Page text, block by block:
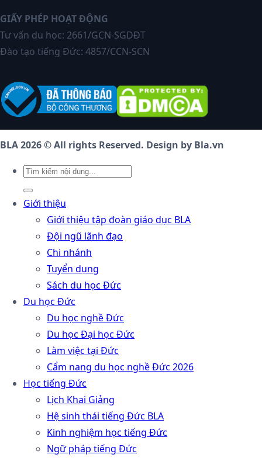
GIẤY PHÉP HOẠT ĐỘNG
Tư vấn du học: 2661/GCN-SGDĐT
Đào tạo tiếng Đức: 4857/CCN-SCN
BLA 2026 © All rights Reserved. Design by Bla.vn
Giới thiệu
Giới thiệu tập đoàn giáo dục BLA
Đội ngũ lãnh đạo
Chi nhánh
Tuyển dụng
Sách du học Đức
Du học Đức
Du học nghề Đức
Du học Đại học Đức
Làm việc tại Đức
Cẩm nang du học nghề Đức 2026
Học tiếng Đức
Lịch Khai Giảng
Hệ sinh thái tiếng Đức BLA
Kinh nghiệm học tiếng Đức
Ngữ pháp tiếng Đức